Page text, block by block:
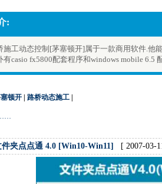
:
施工动态控制[茅塞顿开]属于一款商用软件.他
有casio fx5800配套程序和windows mobile 6.5
顿开 路桥动态施工
……
件夹点点通 4.0 [Win10-Win11] [ 2007-03-